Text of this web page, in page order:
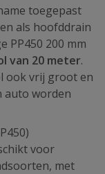
toegepast
als hoofddrain
PP450 200 mm
van 20 meter.
ook vrij groot en
auto worden
voor
met